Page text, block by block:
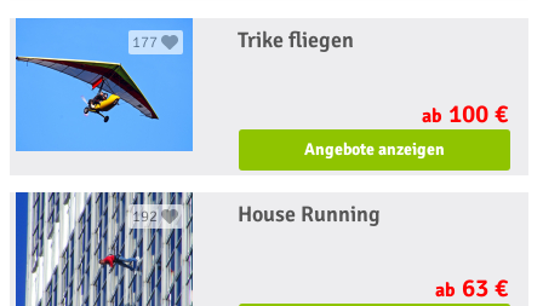
177 Trike fliegen
ab 100 €
Angebote anzeigen
192 House Running
ab 63 €